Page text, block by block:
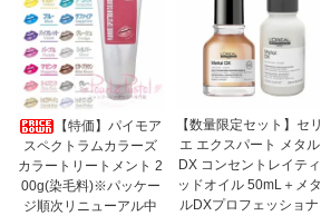
【特価】パイモア
スペクトラムカラーズ
カラートリートメント 2
00g(染毛料)※パッケー
ジ順次リニューアル中
【数量限定セット】セリ
エ エクスパート メタル
DX コンセントレイティ
ッドオイル 50mL＋メタ
ルDXプロフェッショナ